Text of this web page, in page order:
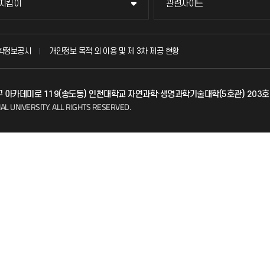
킴이
킴이
기
질문(FAQ)
관련사이트
관련사이트
국방헬프콜
산학협력단
정보공시 개인정보 목적 외 이용 및 제 3차 제공 현황
카데미로 119(송도동) 인천대학교 자연과학·생명과학기술대학(5호관) 203호
UNIVERSITY.ALL RIGHTS RESERVED.